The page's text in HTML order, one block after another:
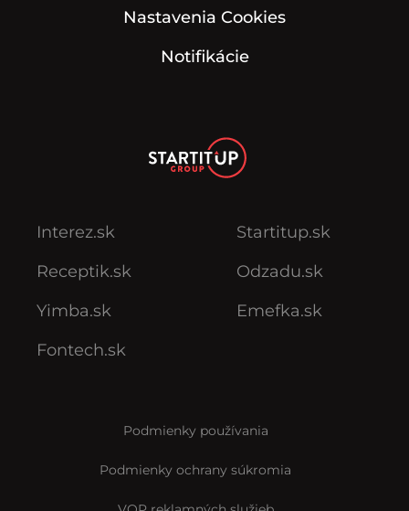
Nastavenia Cookies
Notifikácie
Interez.sk
Receptik.sk
Yimba.sk
Fontech.sk
Startitup.sk
Odzadu.sk
Emefka.sk
Podmienky používania
Podmienky ochrany súkromia